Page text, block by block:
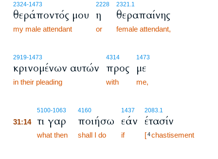
2324-1473
θεράποντός μου
my male attendant
2228
η
or
2321.1
θεραπαίνης
female attendant,
2919-1473
κρινομένων αυτών
in their pleading
4314
προς
with
1473
με
me,
5100-1063
31:14 τι γαρ
what then
4160
ποιήσω
shall I do
1437
εάν
if
2083.1
έτασίν
[4chastisement